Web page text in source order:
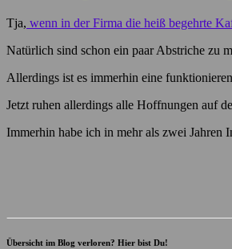
Tja, wenn in der Firma die heiß begehrte
Natürlich sind schon ein paar Abstriche zu
Allerdings ist es immerhin eine
Jetzt ruhen allerdings alle Hoffnungen auf
Immerhin habe ich in mehr als zwei Jahren
Übersicht im Blog verloren? Hier bist Du!